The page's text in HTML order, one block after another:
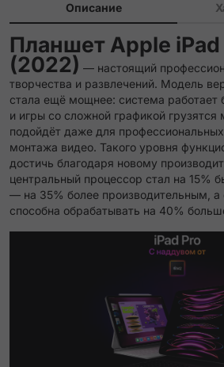
Описание
Планшет Apple iPad
(2022) — настоящий
творчества и развлечений. Модель
стала ещё мощнее: система работает
и игры со сложной графикой грузятся
подойдёт даже для
монтажа видео. Такого уровня
достичь благодаря новому
центральный процессор стал на 15%
— на 35% более производительным, а
способна обрабатывать на 40%